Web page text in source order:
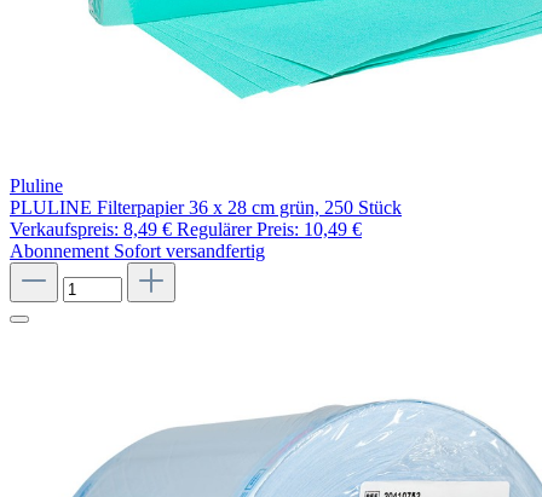
Pluline
PLULINE Filterpapier 36 x 28 cm grün, 250 Stück
Verkaufspreis: 8,49 € Regulärer Preis: 10,49 €
Abonnement Sofort versandfertig